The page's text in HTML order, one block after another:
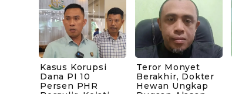
Kasus Korupsi
Dana PI 10
Persen PHR
Teror Monyet
Berakhir, Dokter
Hewan Ungkap